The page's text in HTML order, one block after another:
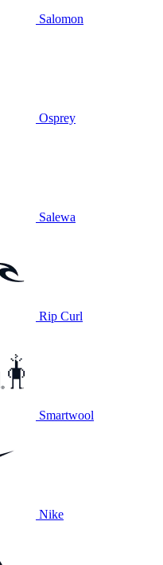
Salomon
Osprey
Salewa
Rip Curl
Smartwool
Nike